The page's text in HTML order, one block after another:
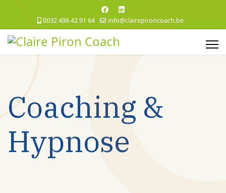
0032 498 42 91 64 info@clairepironcoach.be
Coaching &
Hypnose